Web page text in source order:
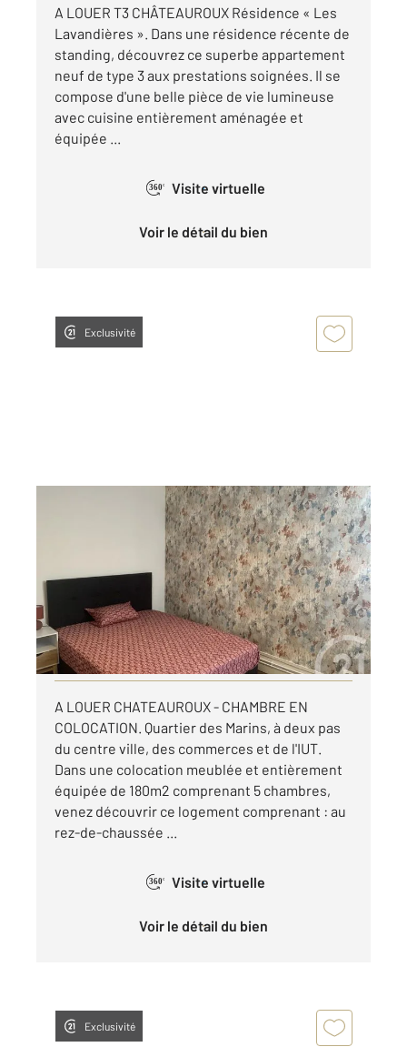
A LOUER T3 CHÂTEAUROUX Résidence « Les
Lavandières ». Dans une résidence récente de
standing, découvrez ce superbe appartement
neuf de type 3 aux prestations soignées. Il se
compose d'une belle pièce de vie lumineuse
avec cuisine entièrement aménagée et
équipée ...
360° Visite virtuelle
Voir le détail du bien
Exclusivité
CHATEAUROUX 36
Appartement T1 à louer
420 €
par mois charges comprises
Visiter le site dédié
A LOUER CHATEAUROUX - CHAMBRE EN
COLOCATION. Quartier des Marins, à deux pas
du centre ville, des commerces et de l'IUT.
Dans une colocation meublée et entièrement
équipée de 180m2 comprenant 5 chambres,
venez découvrir ce logement comprenant : au
rez-de-chaussée ...
360° Visite virtuelle
Voir le détail du bien
Exclusivité